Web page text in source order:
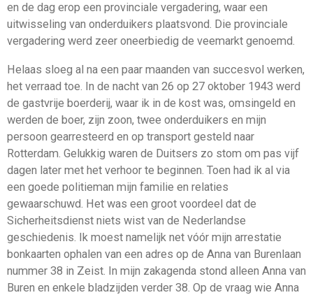
en de dag erop een provinciale vergadering, waar een
uitwisseling van onderduikers plaatsvond. Die provinciale
vergadering werd zeer oneerbiedig de veemarkt genoemd.
Helaas sloeg al na een paar maanden van succesvol werken,
het verraad toe. In de nacht van 26 op 27 oktober 1943 werd
de gastvrije boerderij, waar ik in de kost was, omsingeld en
werden de boer, zijn zoon, twee onderduikers en mijn
persoon gearresteerd en op transport gesteld naar
Rotterdam. Gelukkig waren de Duitsers zo stom om pas vijf
dagen later met het verhoor te beginnen. Toen had ik al via
een goede politieman mijn familie en relaties
gewaarschuwd. Het was een groot voordeel dat de
Sicherheitsdienst niets wist van de Nederlandse
geschiedenis. Ik moest namelijk net vóór mijn arrestatie
bonkaarten ophalen van een adres op de Anna van Burenlaan
nummer 38 in Zeist. In mijn zakagenda stond alleen Anna van
Buren en enkele bladzijden verder 38. Op de vraag wie Anna